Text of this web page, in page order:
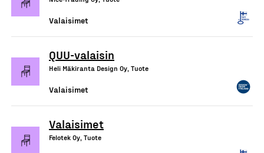
Valaisimet
QUU-valaisin
Heli Mäkiranta Design Oy, Tuote
Valaisimet
Valaisimet
Felotek Oy, Tuote